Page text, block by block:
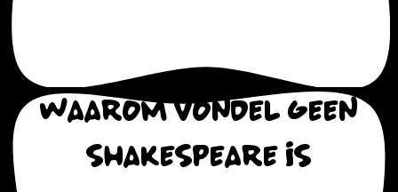
Waarom vondel geen
shakespeare is